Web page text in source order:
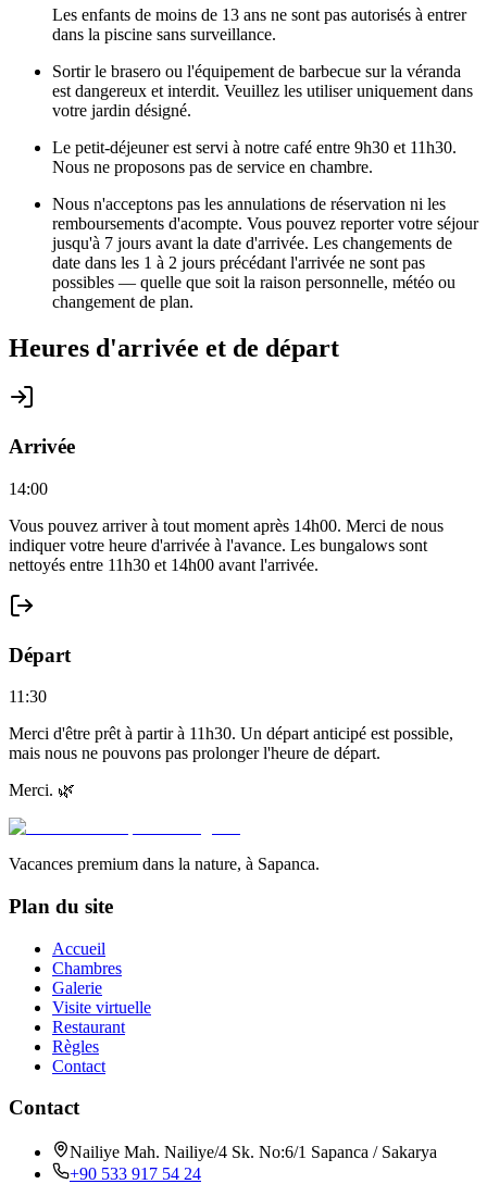
Les enfants de moins de 13 ans ne sont pas autorisés à entrer
dans la piscine sans surveillance.
Sortir le brasero ou l'équipement de barbecue sur la véranda
est dangereux et interdit. Veuillez les utiliser uniquement dans
votre jardin désigné.
Le petit-déjeuner est servi à notre café entre 9h30 et 11h30.
Nous ne proposons pas de service en chambre.
Nous n'acceptons pas les annulations de réservation ni les
remboursements d'acompte. Vous pouvez reporter votre séjour
jusqu'à 7 jours avant la date d'arrivée. Les changements de
date dans les 1 à 2 jours précédant l'arrivée ne sont pas
possibles — quelle que soit la raison personnelle, météo ou
changement de plan.
Heures d'arrivée et de départ
Arrivée
14:00
Vous pouvez arriver à tout moment après 14h00. Merci de nous
indiquer votre heure d'arrivée à l'avance. Les bungalows sont
nettoyés entre 11h30 et 14h00 avant l'arrivée.
Départ
11:30
Merci d'être prêt à partir à 11h30. Un départ anticipé est possible,
mais nous ne pouvons pas prolonger l'heure de départ.
Merci. 🌿
Vacances premium dans la nature, à Sapanca.
Plan du site
Accueil
Chambres
Galerie
Visite virtuelle
Restaurant
Règles
Contact
Contact
Nailiye Mah. Nailiye/4 Sk. No:6/1 Sapanca / Sakarya
+90 533 917 54 24